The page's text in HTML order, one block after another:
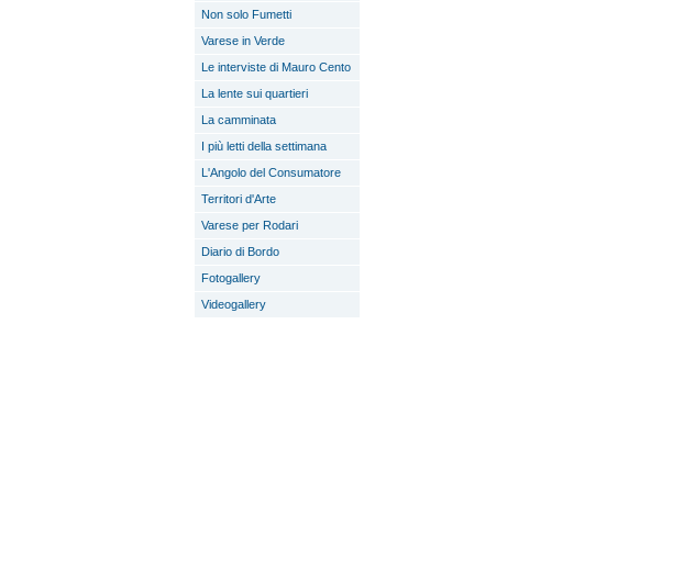
Non solo Fumetti
Varese in Verde
Le interviste di Mauro Cento
La lente sui quartieri
La camminata
I più letti della settimana
L'Angolo del Consumatore
Territori d'Arte
Varese per Rodari
Diario di Bordo
Fotogallery
Videogallery